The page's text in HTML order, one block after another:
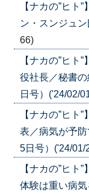
【ナカの”ヒ
ン・スンジュ
66)
【ナカの”ヒ
役社長／秘書
日号）('24/02/
【ナカの”ヒ
表／病気が予
5日号）('24/01/
【ナカの”ヒ
体験は重い病